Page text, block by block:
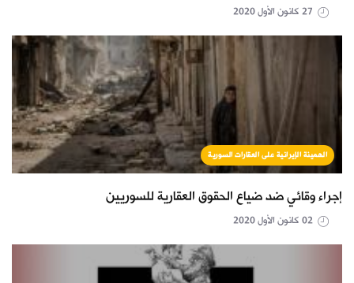
الهمينة الإيرانية على العقارات السورية
إجراء وقائي ضد ضياع الحقوق العقارية للسوريين